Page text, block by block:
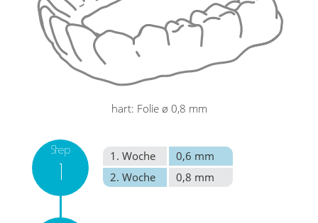
hart: Folie ø 0,8 mm
Step
1
1. Woche
0,6 mm
2. Woche
0,8 mm